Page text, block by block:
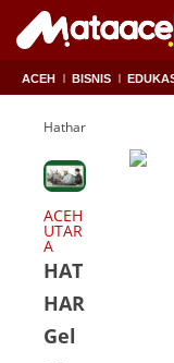
ACEH BISNIS
Hathar Aceh Utara
ACEH
UTAR
A
HAT
HAR
Gel